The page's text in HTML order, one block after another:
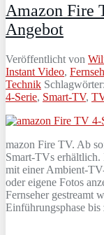
Amazon Fire
Angebot
Veröffentlicht von
Instant Video,
Technik Schlagwörter:
4-Serie, Smart-TV,
mazon Fire TV. Ab
Smart-TVs
mit einer Ambient-
oder eigene Fotos
Fernseher gestreamt
Einführungsphase